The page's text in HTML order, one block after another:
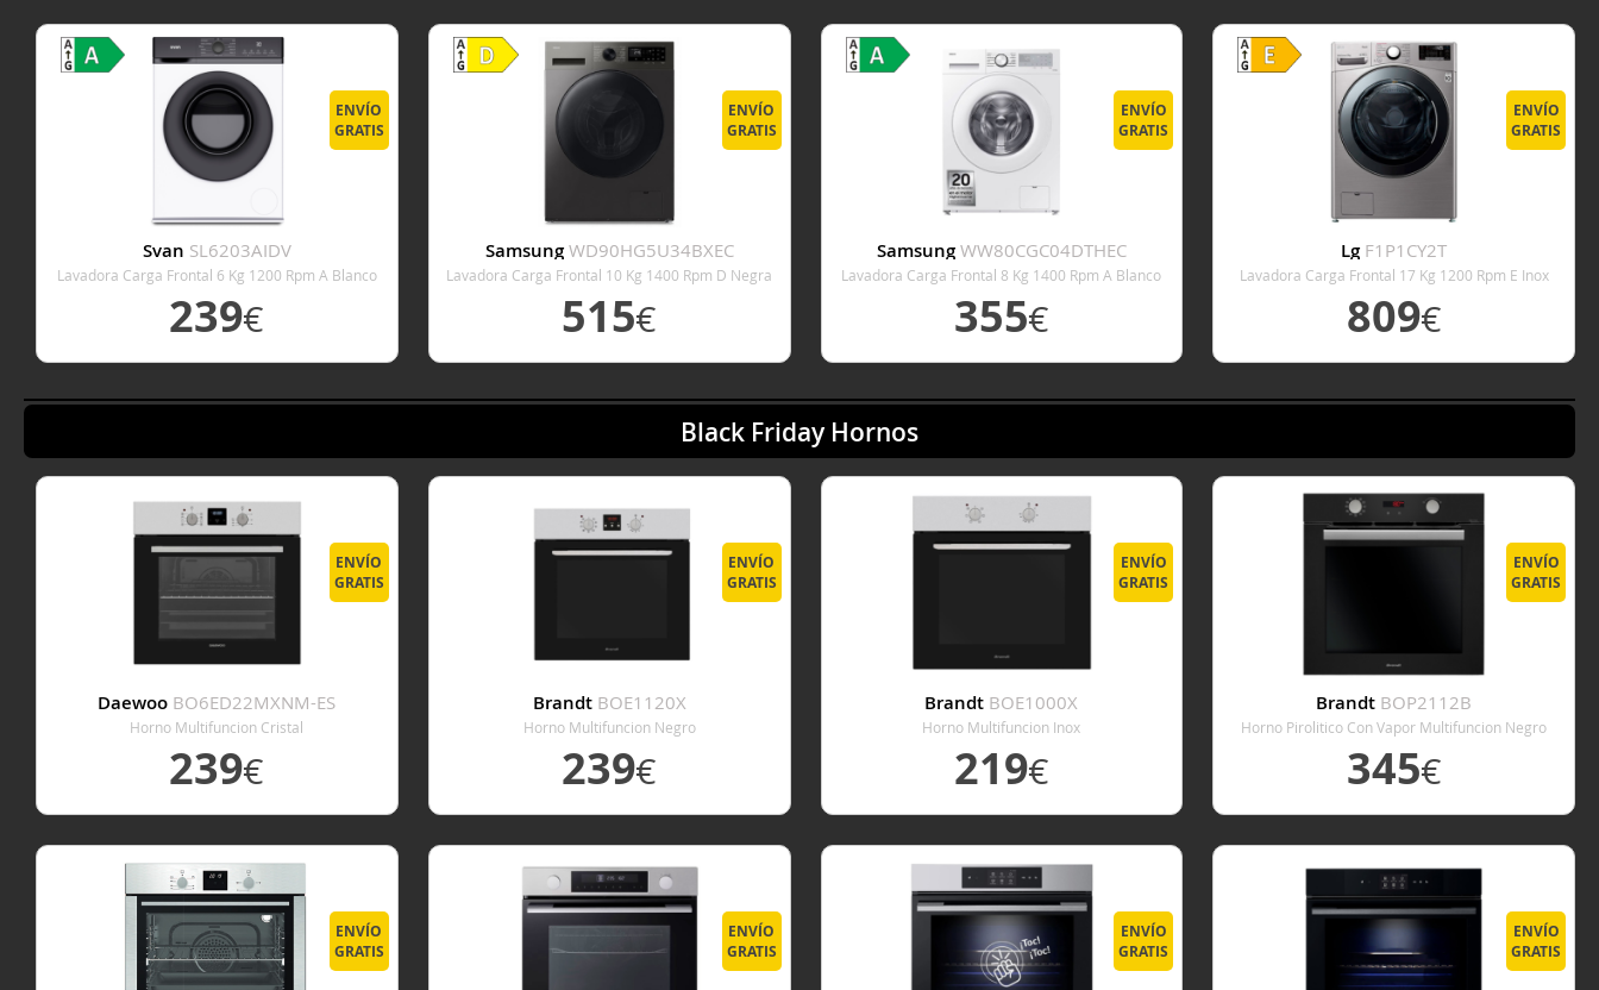
VER DETALLE VER DETALLE VER DETALLE VER DETALLE
ENVÍO
GRATIS
Svan SL6203AIDV
Lavadora Carga Frontal 6 Kg 1200 Rpm A Blanco
239€
ENVÍO
GRATIS
Samsung WD90HG5U34BXEC
Lavadora Carga Frontal 10 Kg 1400 Rpm D Negra
515€
ENVÍO
GRATIS
Samsung WW80CGC04DTHEC
Lavadora Carga Frontal 8 Kg 1400 Rpm A Blanco
355€
ENVÍO
GRATIS
Lg F1P1CY2T
Lavadora Carga Frontal 17 Kg 1200 Rpm E Inox
809€
Black Friday Hornos
ENVÍO
GRATIS
Daewoo BO6ED22MXNM-ES
Horno Multifuncion Cristal
239€
VER DETALLE
ENVÍO
GRATIS
Brandt BOE1120X
Horno Multifuncion Negro
239€
VER DETALLE
ENVÍO
GRATIS
Brandt BOE1000X
Horno Multifuncion Inox
219€
VER DETALLE
ENVÍO
GRATIS
Brandt BOP2112B
Horno Pirolitico Con Vapor Multifuncion Negro
345€
VER DETALLE
ENVÍO
GRATIS
ENVÍO
GRATIS
ENVÍO
GRATIS
ENVÍO
GRATIS